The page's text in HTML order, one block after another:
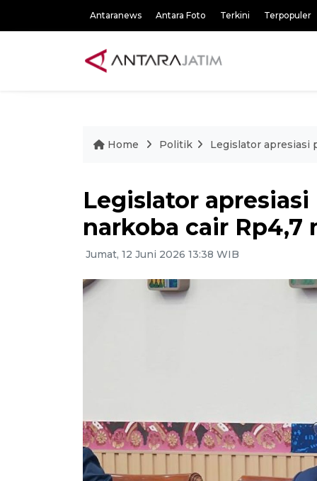
Antaranews Antara Foto Terkini Terpopuler
Home Politik Legislator apresiasi
Legislator
narkoba cair Rp4,7
Jumat, 12 Juni 2026 13:38 WIB